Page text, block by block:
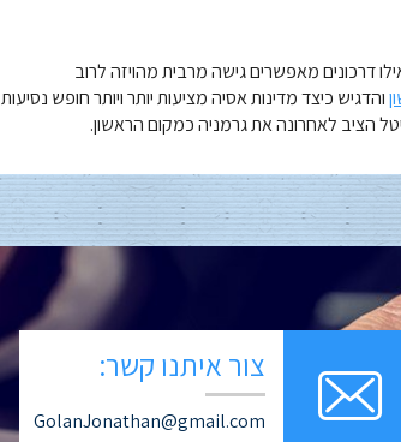
דרכונים מאפשרים גישה מרבית מהויזה לרוב
והדגיש כיצד מדינות אסיה מציעות יותר ויותר חופש נסיעות
הציב לאחרונה את גרמניה כמקום הראשון.
צור איתנו קשר:
GolanJonathan@gmail.com